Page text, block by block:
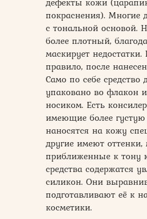
покраснения). Многие
с тональной основой.
более плотный,
маскирует
правило, после
Само по себе средство
упаковано во флакон
носиком. Есть
имеющие более
наносятся на кожу
другие имеют
приближенные к тону
средства содержатся
силикон. Они
подготавливают её к
косметики.